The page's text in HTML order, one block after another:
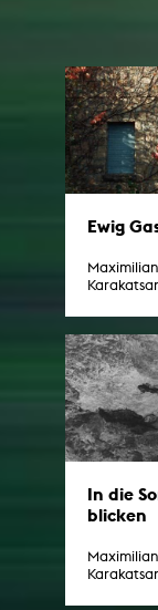
Ewig
Maximilian
In die
blicken
Maximilian